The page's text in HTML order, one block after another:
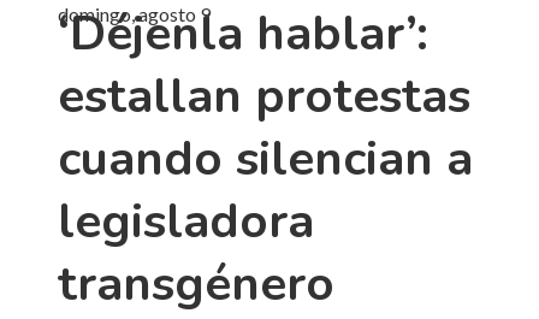
domingo, agosto 9
‘Déjenla hablar’:
estallan protestas
cuando silencian a
legisladora
transgénero